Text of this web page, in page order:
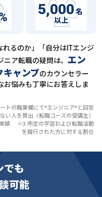
5,000 名
以上
れるのか」「自分はITエンジ
ニア転職の疑問は、 エン
キャンプのカウンセラー
お悩みも丁寧にお答えしま
の職業欄にて*エンジニア*と回答
い人を算出（転職コースの受講生）
績 ※3 所定の学習および転職活動
を履行された方に対する割合
でも
可能